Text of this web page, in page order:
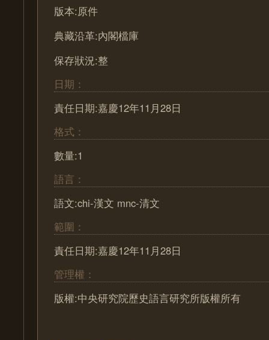
版本:原件
典藏沿革:內閣檔庫
保存狀況:整
日期：
責任日期:嘉慶12年11月28日
格式：
數量:1
語言：
語文:chi-漢文 mnc-清文
範圍：
責任日期:嘉慶12年11月28日
管理權：
版權:中央研究院歷史語言研究所版權所有